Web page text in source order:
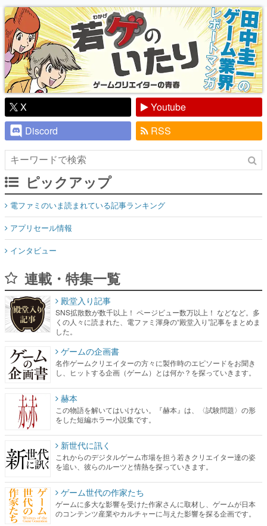
り】
X
Youtube
Discord
RSS
ピックアップ
電ファミのいま読まれている記事ランキング
アプリセール情報
インタビュー
連載・特集一覧
殿堂入り記事
SNS拡散数が数千以上！ ページビュー数万以上！ などなど。多
くの人々に読まれた、電ファミ渾身の“殿堂入り”記事をまとめま
した。
ゲームの企画書
名作ゲームクリエイターの方々に製作時のエピソードをお聞き
し、ヒットする企画（ゲーム）とは何か？を探っていきます。
赫本
この物語を解いてはいけない。『赫本』は、〈試験問題〉の形
をした短編ホラー小説集です。
新世代に訊く
これからのデジタルゲーム市場を担う若きクリエイター達の姿
を追い、彼らのルーツと情熱を探っていきます。
ゲーム世代の作家たち
ゲームに多大な影響を受けた作家さんに取材し、ゲームが日本
のコンテンツ産業やカルチャーに与えた影響を探る企画です。